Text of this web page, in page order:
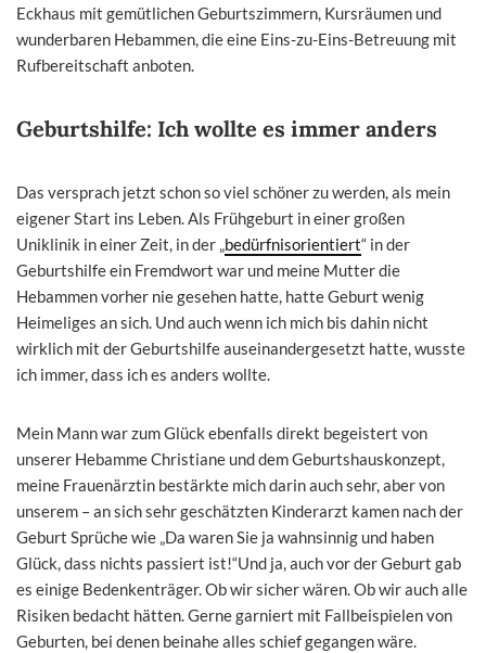
Eckhaus mit gemütlichen Geburtszimmern, Kursräumen und
wunderbaren Hebammen, die eine Eins-zu-Eins-Betreuung mit
Rufbereitschaft anboten.
Geburtshilfe: Ich wollte es immer anders
Das versprach jetzt schon so viel schöner zu werden, als mein
eigener Start ins Leben. Als Frühgeburt in einer großen
Uniklinik in einer Zeit, in der „bedürfnisorientiert“ in der
Geburtshilfe ein Fremdwort war und meine Mutter die
Hebammen vorher nie gesehen hatte, hatte Geburt wenig
Heimeliges an sich. Und auch wenn ich mich bis dahin nicht
wirklich mit der Geburtshilfe auseinandergesetzt hatte, wusste
ich immer, dass ich es anders wollte.
Mein Mann war zum Glück ebenfalls direkt begeistert von
unserer Hebamme Christiane und dem Geburtshauskonzept,
meine Frauenärztin bestärkte mich darin auch sehr, aber von
unserem – an sich sehr geschätzten Kinderarzt kamen nach der
Geburt Sprüche wie „Da waren Sie ja wahnsinnig und haben
Glück, dass nichts passiert ist!“Und ja, auch vor der Geburt gab
es einige Bedenkenträger. Ob wir sicher wären. Ob wir auch alle
Risiken bedacht hätten. Gerne garniert mit Fallbeispielen von
Geburten, bei denen beinahe alles schief gegangen wäre.